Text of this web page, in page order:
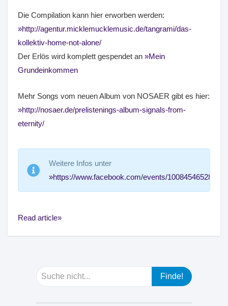
Die Compilation kann hier erworben werden:
http://agentur.micklemucklemusic.de/tangrami/das-
kollektiv-home-not-alone/
Der Erlös wird komplett gespendet an
Mein
Grundeinkommen
Mehr Songs vom neuen Album von NOSAER gibt es hier:
http://nosaer.de/prelistenings-album-signals-from-
eternity/
Weitere Infos unter
https://www.facebook.com/events/
Read article